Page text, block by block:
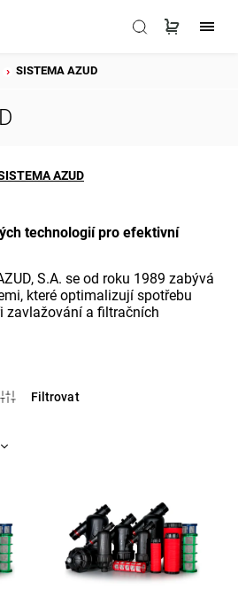
SISTEMA AZUD
AZUD
technologií pro efektivní
S.A. se od roku 1989 zabývá
které optimalizují spotřebu
zavlažování a filtračních